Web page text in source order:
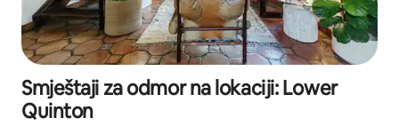
Smještaji za odmor na lokaciji: Lower
Quinton